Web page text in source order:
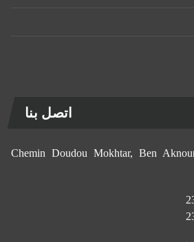
اتصل بنا
11, Chemin Doudou Mokhtar, Ben